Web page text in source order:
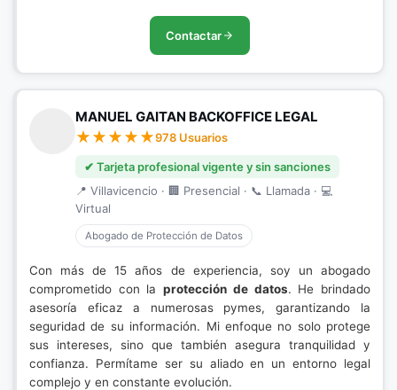
Contactar
MANUEL GAITAN BACKOFFICE LEGAL
978 Usuarios
✔ Tarjeta profesional vigente y sin sanciones
📍 Villavicencio · 🏢 Presencial · 📞 Llamada · 💻
Virtual
Abogado de Protección de Datos
Con más de 15 años de experiencia, soy un abogado
comprometido con laprotección de datos. He brindado
asesoría eficaz a numerosas pymes, garantizando la
seguridad de su información. Mi enfoque no solo protege
sus intereses, sino que también asegura tranquilidad y
confianza. Permítame ser su aliado en un entorno legal
complejo y en constante evolución.